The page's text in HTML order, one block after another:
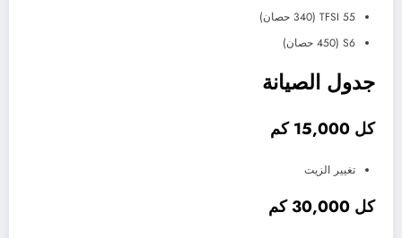
55 TFSI (340 حصان)
S6 (450 حصان)
جدول الصيانة
كل 15,000 كم
تغيير الزيت
كل 30,000 كم